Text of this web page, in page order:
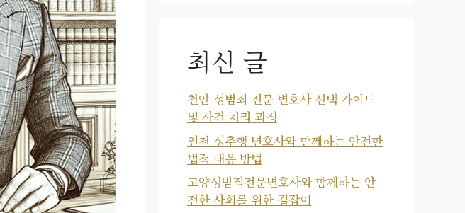
최신 글
천안 성범죄 전문 변호사 선택 가이드
및 사건 처리 과정
인천 성추행 변호사와 함께하는 안전한
법적 대응 방법
고양성범죄전문변호사와 함께하는 안
전한 사회를 위한 길잡이